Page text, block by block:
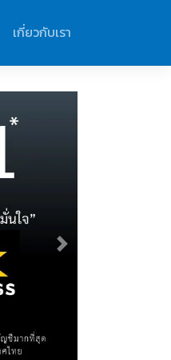
เกี่ยวกับเรา
Next